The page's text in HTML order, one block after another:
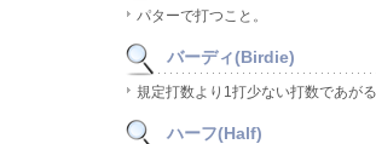
パターで打つこと。
バーディ(Birdie)
規定打数より1打少ない打数であがる
ハーフ(Half)